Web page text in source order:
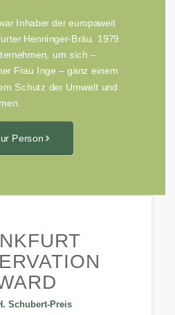
Inhaber der europaweit
Henninger-Bräu. 1979
um sich –
Frau Inge – ganz einem
Schutz der Umwelt und
Person
Schubert-Preis